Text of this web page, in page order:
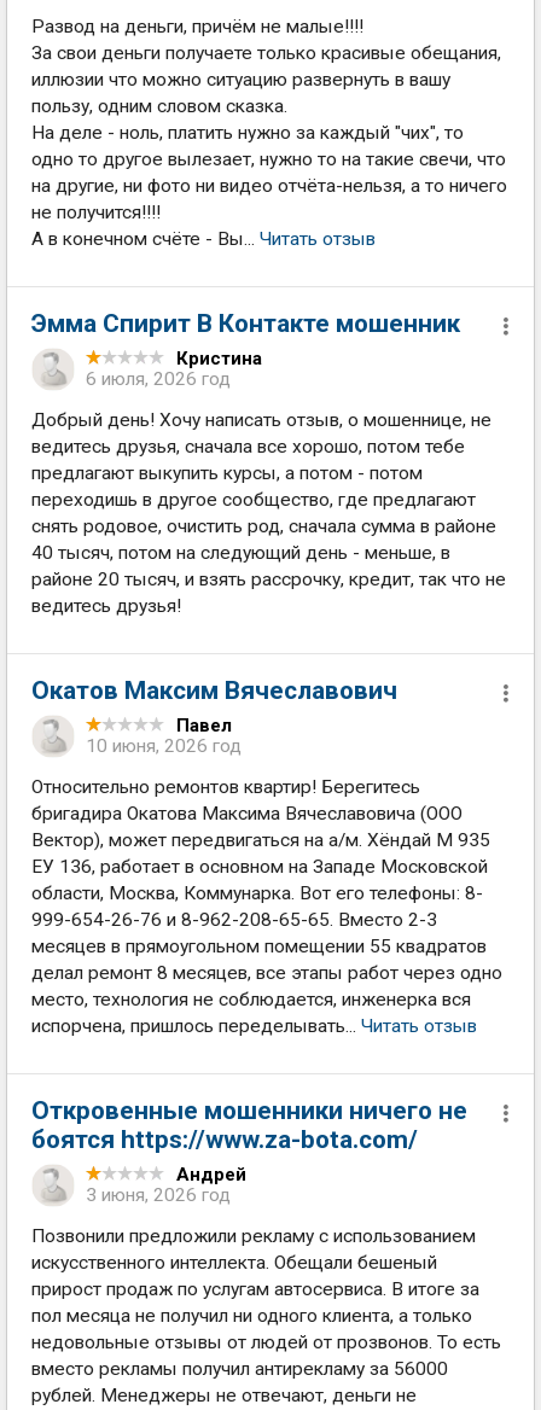
Развод на деньги, причём не малые!!!!
За свои деньги получаете только красивые обещания,
иллюзии что можно ситуацию развернуть в вашу
пользу, одним словом сказка.
На деле - ноль, платить нужно за каждый "чих", то
одно то другое вылезает, нужно то на такие свечи, что
на другие, ни фото ни видео отчёта-нельзя, а то ничего
не получится!!!!
А в конечном счёте - Вы... Читать отзыв
Эмма Спирит В Контакте мошенник
Кристина
6 июля, 2026 год
Добрый день! Хочу написать отзыв, о мошеннице, не
ведитесь друзья, сначала все хорошо, потом тебе
предлагают выкупить курсы, а потом - потом
переходишь в другое сообщество, где предлагают
снять родовое, очистить род, сначала сумма в районе
40 тысяч, потом на следующий день - меньше, в
районе 20 тысяч, и взять рассрочку, кредит, так что не
ведитесь друзья!
Окатов Максим Вячеславович
Павел
10 июня, 2026 год
Относительно ремонтов квартир! Берегитесь
бригадира Окатова Максима Вячеславовича (ООО
Вектор), может передвигаться на а/м. Хёндай М 935
ЕУ 136, работает в основном на Западе Московской
области, Москва, Коммунарка. Вот его телефоны: 8-
999-654-26-76 и 8-962-208-65-65. Вместо 2-3
месяцев в прямоугольном помещении 55 квадратов
делал ремонт 8 месяцев, все этапы работ через одно
место, технология не соблюдается, инженерка вся
испорчена, пришлось переделывать... Читать отзыв
Откровенные мошенники ничего не
боятся https://www.za-bota.com/
Андрей
3 июня, 2026 год
Позвонили предложили рекламу с использованием
искусственного интеллекта. Обещали бешеный
прирост продаж по услугам автосервиса. В итоге за
пол месяца не получил ни одного клиента, а только
недовольные отзывы от людей от прозвонов. То есть
вместо рекламы получил антирекламу за 56000
рублей. Менеджеры не отвечают, деньги не